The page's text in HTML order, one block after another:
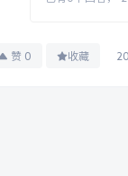
赞 0 收藏